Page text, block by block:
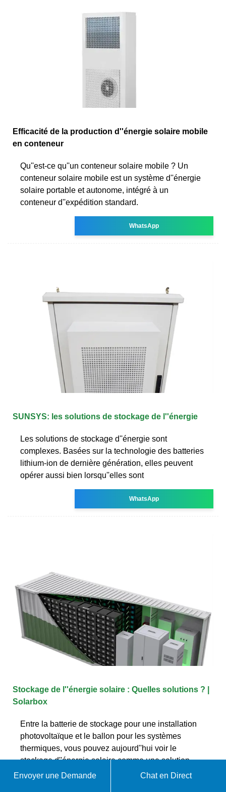
Efficacité de la production d''énergie solaire mobile
en conteneur
Qu''est-ce qu''un conteneur solaire mobile ? Un
conteneur solaire mobile est un système d''énergie
solaire portable et autonome, intégré à un
conteneur d''expédition standard.
WhatsApp
SUNSYS: les solutions de stockage de l''énergie
Les solutions de stockage d''énergie sont
complexes. Basées sur la technologie des batteries
lithium-ion de dernière génération, elles peuvent
opérer aussi bien lorsqu''elles sont
WhatsApp
Stockage de l''énergie solaire : Quelles solutions ? |
Solarbox
Entre la batterie de stockage pour une installation
photovoltaïque et le ballon pour les systèmes
thermiques, vous pouvez aujourd''hui voir le
stockage d''énergie solaire comme une solution
Envoyer une Demande Chat en Direct